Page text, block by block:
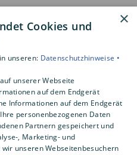
×
Cookies und
unseren: Datenschutzhinweise •
unserer Webseite
auf dem Endgerät
Informationen auf dem Endgerät
personenbezogenen Daten
Partnern gespeichert und
, Marketing- und
unseren Webseitenbesuchern